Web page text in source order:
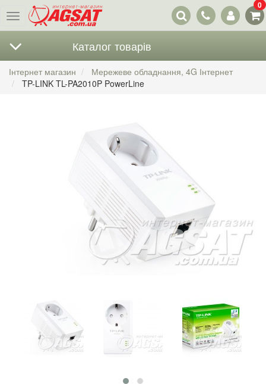
Меню
Наші
контакти
0
Каталог товарів
Інтернет магазин
Мережеве обладнання, 4G Інтернет
TP-LINK TL-PA2010P PowerLine